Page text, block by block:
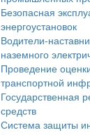
Безопасная
энергоустановок
Водители-
наземного
Проведение
транспортной
Государственная
средств
Система защиты